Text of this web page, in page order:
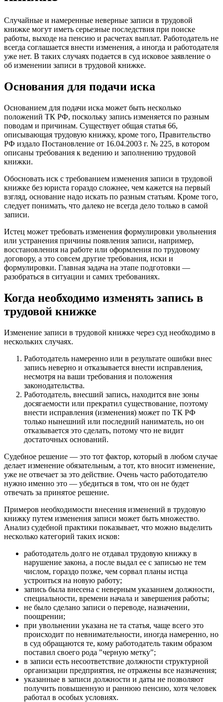
Случайные и намеренные неверные записи в трудовой
книжке могут иметь серьезные последствия при поиске
работы, выходе на пенсию и расчетах выплат. Работодатель не
всегда соглашается внести изменения, а иногда и работодателя
уже нет. В таких случаях подается в суд исковое заявление о
об изменении записи в трудовой книжке.
Основания для подачи иска
Основанием для подачи иска может быть несколько
положений ТК РФ, поскольку запись изменяется по разным
поводам и причинам. Существует общая статья 66,
описывающая трудовую книжку, кроме того, Правительство
РФ издало Постановление от 16.04.2003 г. № 225, в котором
описаны требования к ведению и заполнению трудовой
книжки.
Обосновать иск с требованием изменения записи в трудовой
книжке без юриста гораздо сложнее, чем кажется на первый
взгляд, основание надо искать по разным статьям. Кроме того,
следует понимать, что далеко не всегда дело только в самой
записи.
Истец может требовать изменения формулировки увольнения
или устранения причины появления записи, например,
восстановления на работе или оформления по трудовому
договору, а это совсем другие требования, иски и
формулировки. Главная задача на этапе подготовки —
разобраться в ситуации и самих требованиях.
Когда необходимо изменять запись в
трудовой книжке
Изменение записи в трудовой книжке через суд необходимо в
нескольких случаях.
Работодатель намеренно или в результате ошибки внес
запись неверно и отказывается внести исправления,
несмотря на ваши требования и положения
законодательства.
Работодатель, внесший запись, находится вне зоны
досягаемости или прекратил существование, поэтому
внести исправления (изменения) может по ТК РФ
только нынешний или последний наниматель, но он
отказывается это сделать, потому что не видит
достаточных оснований.
Судебное решение — это тот фактор, который в любом случае
делает изменение обязательным, а тот, кто вносит изменение,
уже не отвечает за это действие. Очень часто работодателю
нужно именно это — убедиться в том, что он не будет
отвечать за принятое решение.
Примеров необходимости внесения изменений в трудовую
книжку путем изменения записи может быть множество.
Анализ судебной практики показывает, что можно выделить
несколько категорий таких исков:
работодатель долго не отдавал трудовую книжку в
нарушение закона, а после выдал ее с записью не тем
числом, гораздо позже, чем сорвал планы истца
устроиться на новую работу;
запись была внесена с неверным указанием должности,
специальности, времени начала и завершения работы;
не было сделано записи о переводе, назначении,
поощрении;
при увольнении указана не та статья, чаще всего это
происходит по невнимательности, иногда намеренно, но
в суд обращаются те, кому работодатель таким образом
поставил своего рода "черную метку";
в записи есть несоответствие должности структурной
организации предприятия, не отражены все назначения;
указанные в записи должности и даты не позволяют
получить повышенную и раннюю пенсию, хотя человек
работал в особых условиях.